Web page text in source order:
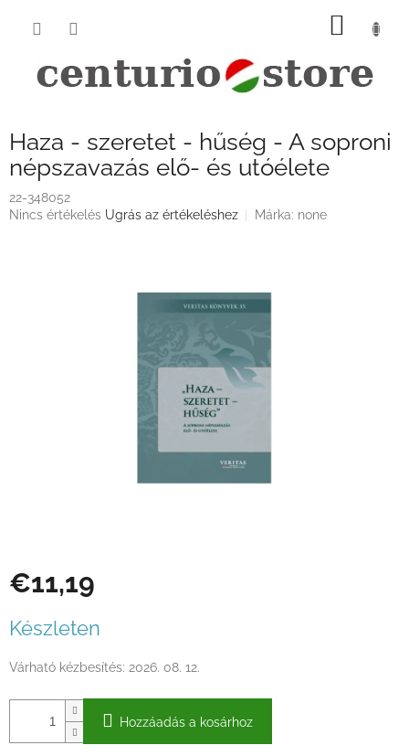
KOSÁR
Haza - szeretet - hűség - A soproni
népszavazás elő- és utóélete
22-348052
A
Nincs értékelés Ugrás az értékeléshez Márka: none
€11,19
Készleten
Várható kézbesítés: 2026. 08. 12.
Hozzáadás a kosárhoz